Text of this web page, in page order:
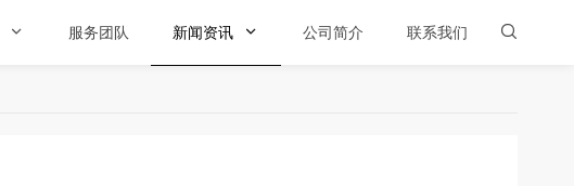

 服务团队 新闻资讯  公司简介 联系我们